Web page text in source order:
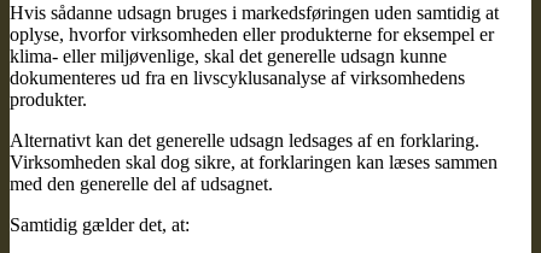
Hvis sådanne udsagn bruges i markedsføringen uden samtidig at
oplyse, hvorfor virksomheden eller produkterne for eksempel er
klima- eller miljøvenlige, skal det generelle udsagn kunne
dokumenteres ud fra en livscyklusanalyse af virksomhedens
produkter.
Alternativt kan det generelle udsagn ledsages af en forklaring.
Virksomheden skal dog sikre, at forklaringen kan læses sammen
med den generelle del af udsagnet.
Samtidig gælder det, at: